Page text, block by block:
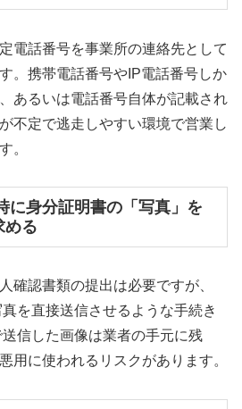
電話番号を事業所の連絡先として
。携帯電話番号やIP電話番号しか
あるいは電話番号自体が記載され
不定で逃走しやすい環境で営業し
。
に身分証明書の「写真」を
める
確認書類の提出は必要ですが、
を直接送信させるような手続き
信した画像は業者の手元に残
用に使われるリスクがあります。